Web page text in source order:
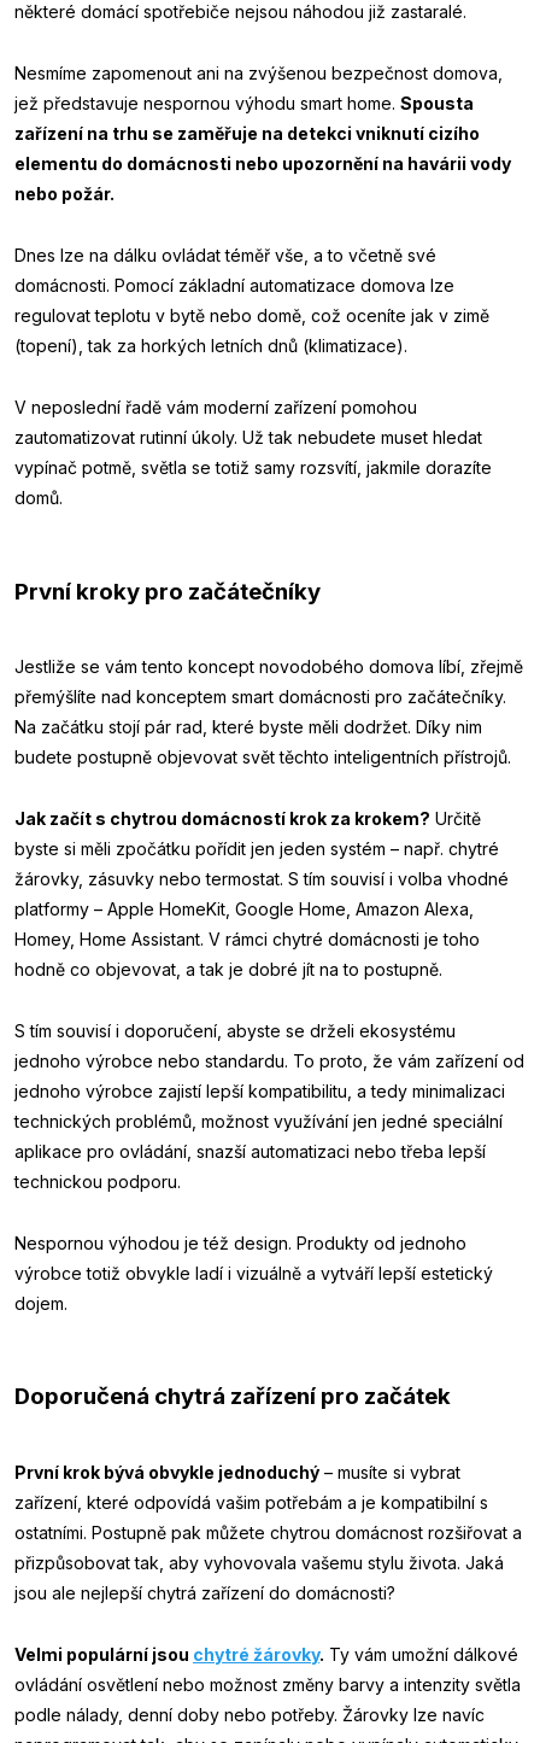
některé domácí spotřebiče nejsou náhodou již zastaralé.
Nesmíme zapomenout ani na zvýšenou bezpečnost domova,
jež představuje nespornou výhodu smart home. Spousta
zařízení na trhu se zaměřuje na detekci vniknutí cizího
elementu do domácnosti nebo upozornění na havárii vody
nebo požár.
Dnes lze na dálku ovládat téměř vše, a to včetně své
domácnosti. Pomocí základní automatizace domova lze
regulovat teplotu v bytě nebo domě, což oceníte jak v zimě
(topení), tak za horkých letních dnů (klimatizace).
V neposlední řadě vám moderní zařízení pomohou
zautomatizovat rutinní úkoly. Už tak nebudete muset hledat
vypínač potmě, světla se totiž samy rozsvítí, jakmile dorazíte
domů.
První kroky pro začátečníky
Jestliže se vám tento koncept novodobého domova líbí, zřejmě
přemýšlíte nad konceptem smart domácnosti pro začátečníky.
Na začátku stojí pár rad, které byste měli dodržet. Díky nim
budete postupně objevovat svět těchto inteligentních přístrojů.
Jak začít s chytrou domácností krok za krokem? Určitě
byste si měli zpočátku pořídit jen jeden systém – např. chytré
žárovky, zásuvky nebo termostat. S tím souvisí i volba vhodné
platformy – Apple HomeKit, Google Home, Amazon Alexa,
Homey, Home Assistant. V rámci chytré domácnosti je toho
hodně co objevovat, a tak je dobré jít na to postupně.
S tím souvisí i doporučení, abyste se drželi ekosystému
jednoho výrobce nebo standardu. To proto, že vám zařízení od
jednoho výrobce zajistí lepší kompatibilitu, a tedy minimalizaci
technických problémů, možnost využívání jen jedné speciální
aplikace pro ovládání, snazší automatizaci nebo třeba lepší
technickou podporu.
Nespornou výhodou je též design. Produkty od jednoho
výrobce totiž obvykle ladí i vizuálně a vytváří lepší estetický
dojem.
Doporučená chytrá zařízení pro začátek
První krok bývá obvykle jednoduchý – musíte si vybrat
zařízení, které odpovídá vašim potřebám a je kompatibilní s
ostatními. Postupně pak můžete chytrou domácnost rozšiřovat a
přizpůsobovat tak, aby vyhovovala vašemu stylu života. Jaká
jsou ale nejlepší chytrá zařízení do domácnosti?
Velmi populární jsou chytré žárovky. Ty vám umožní dálkové
ovládání osvětlení nebo možnost změny barvy a intenzity světla
podle nálady, denní doby nebo potřeby. Žárovky lze navíc